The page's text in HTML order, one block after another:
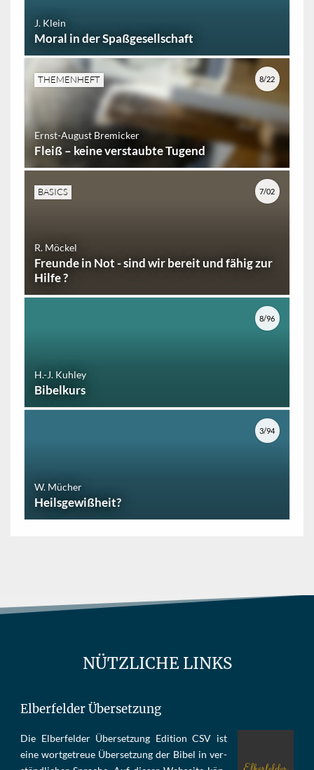
J. Klein
Moral in der Spaßgesellschaft
THEMENHEFT
Ernst-August Bremicker
Fleiß – keine verstaubte Tugend
8/22
BASICS
R. Möckel
Freunde in Not - sind wir bereit und fähig zur
Hilfe ?
7/02
H.-J. Kuhley
Bibelkurs
8/96
W. Mücher
Heilsgewißheit?
3/94
NÜTZLICHE LINKS
Elberfelder Übersetzung
Die Elber­fel­der Über­set­zung Edi­tion CSV ist
eine wort­ge­treue Über­set­zung der Bi­bel in ver­